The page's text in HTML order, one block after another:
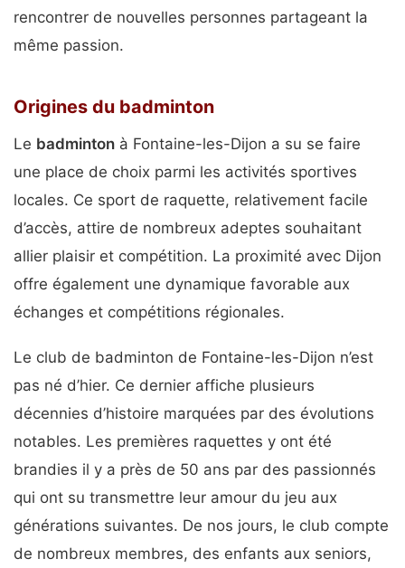
rencontrer de nouvelles personnes partageant la
même passion.
Origines du badminton
Le badminton à Fontaine-les-Dijon a su se faire
une place de choix parmi les activités sportives
locales. Ce sport de raquette, relativement facile
d’accès, attire de nombreux adeptes souhaitant
allier plaisir et compétition. La proximité avec Dijon
offre également une dynamique favorable aux
échanges et compétitions régionales.
Le club de badminton de Fontaine-les-Dijon n’est
pas né d’hier. Ce dernier affiche plusieurs
décennies d’histoire marquées par des évolutions
notables. Les premières raquettes y ont été
brandies il y a près de 50 ans par des passionnés
qui ont su transmettre leur amour du jeu aux
générations suivantes. De nos jours, le club compte
de nombreux membres, des enfants aux seniors,